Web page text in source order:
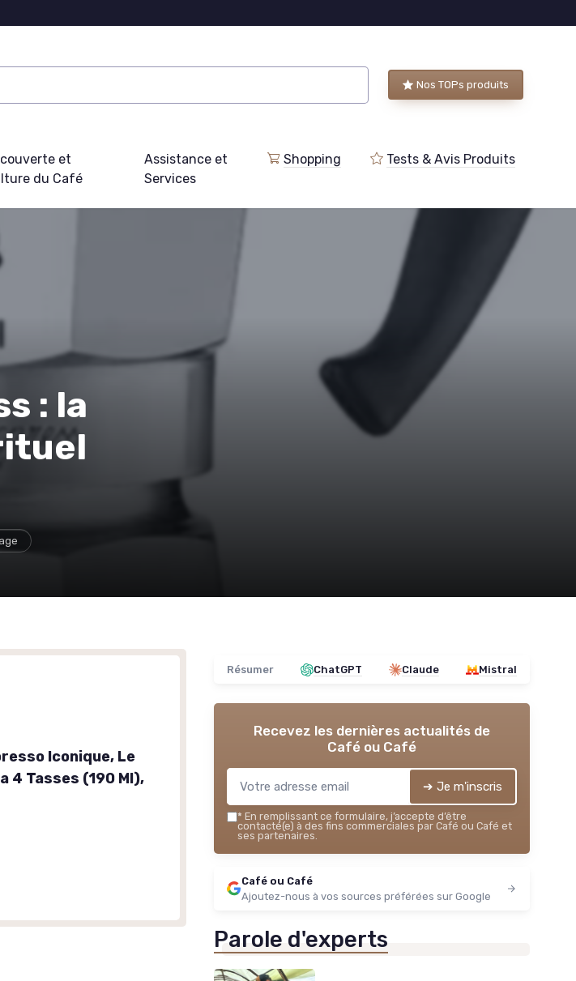
Nos TOPs produits
et
du Café
Assistance et
Services
Shopping Tests & Avis Produits
: la
Iconique, Le
4 Tasses (190 Ml),
Résumer ChatGPT Claude Mistral
Recevez les dernières actualités de
Café ou Café
➔ Je m'inscris
* En remplissant ce formulaire, j’accepte d’être
contacté(e) à des fins commerciales par Café ou Café et
ses partenaires.
Café ou Café
Ajoutez-nous à vos sources préférées sur Google
Parole d'experts